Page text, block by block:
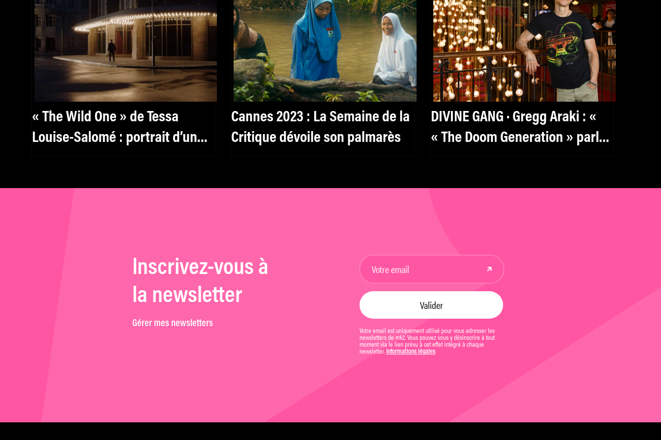
« The Wild One » de Tessa
Louise-Salomé : portrait d’un
Cannes 2023 : La Semaine de la
Critique dévoile son palmarès
DIVINE GANG · Gregg Araki : «
« The Doom Generation » parle
Inscrivez-vous à
la newsletter
Gérer mes newsletters
Votre email est uniquement utilisé pour vous adresser les
newsletters de mk2. Vous pouvez vous y désinscrire à tout
moment via le lien prévu à cet effet intégré à chaque
newsletter. Informations légales